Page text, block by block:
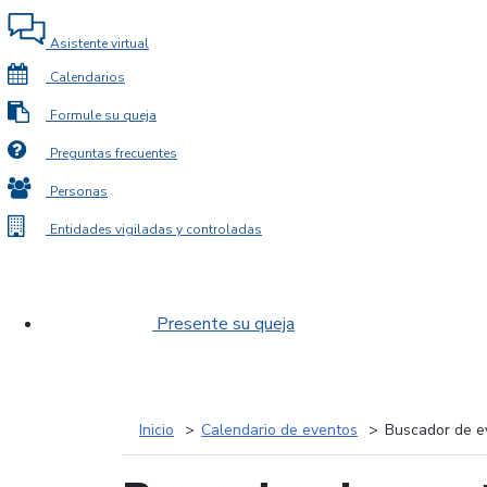
Asistente virtual
Calendarios
Formule su queja
Preguntas frecuentes
Personas
Entidades vigiladas y controladas
Presente su queja
Inicio Calendario de eventos Buscador de